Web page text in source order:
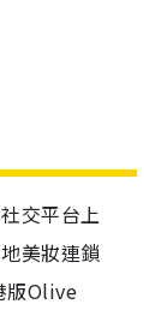
交平台上
美妝連鎖
版Olive